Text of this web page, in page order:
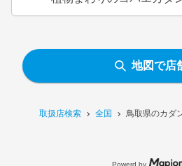
取扱店検索 全国 鳥取県のカダ
地図で店